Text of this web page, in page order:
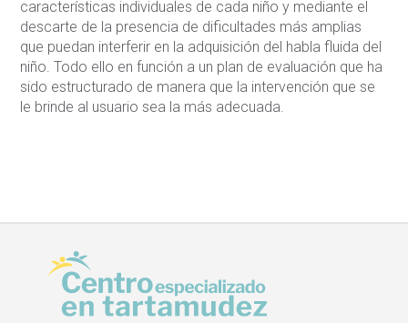
características individuales de cada niño y mediante el
descarte de la presencia de dificultades más amplias
que puedan interferir en la adquisición del habla fluida del
niño. Todo ello en función a un plan de evaluación que ha
sido estructurado de manera que la intervención que se
le brinde al usuario sea la más adecuada.